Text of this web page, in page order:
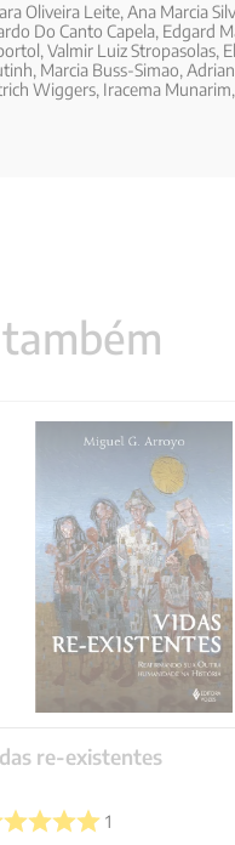
Oliveira Leite, Ana Marcia
Do Canto Capela, Edgard
Valmir Luiz Stropasolas,
Marcia Buss-Simao,
Wiggers, Iracema
re-existentes
1